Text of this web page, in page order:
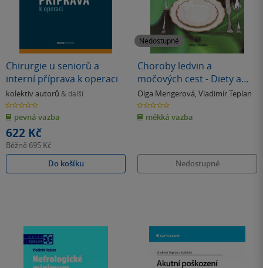
Chirurgie u seniorů a
interní příprava k operaci
kolektiv autorů & další
0.0
z
5
hvězdiček
pevná vazba
622 Kč
Běžně 695 Kč
Do košíku
Nedostupné
Choroby ledvin a
močových cest - Diety a
rady lékaře
Olga Mengerová, Vladimír Teplan
0.0
z
5
hvězdiček
měkká vazba
Nedostupné